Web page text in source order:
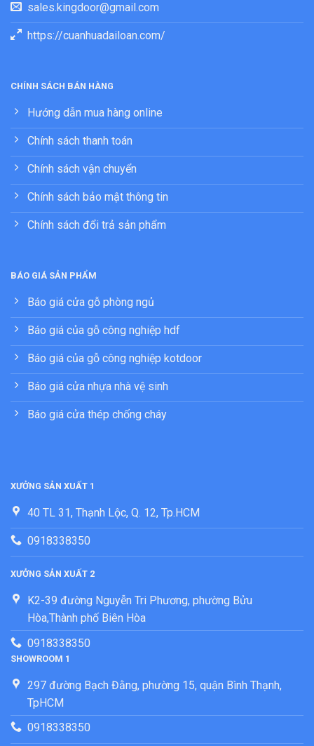
sales.kingdoor@gmail.com
https://cuanhuadailoan.com/
CHÍNH SÁCH BÁN HÀNG
Hướng dẫn mua hàng online
Chính sách thanh toán
Chính sách vận chuyển
Chính sách bảo mật thông tin
Chính sách đổi trả sản phẩm
BÁO GIÁ SẢN PHẨM
Báo giá cửa gỗ phòng ngủ
Báo giá của gỗ công nghiệp hdf
Báo giá của gỗ công nghiệp kotdoor
Báo giá cửa nhựa nhà vệ sinh
Báo giá cửa thép chống cháy
XƯỞNG SẢN XUẤT 1
40 TL 31, Thạnh Lộc, Q. 12, Tp.HCM
0918338350
XƯỞNG SẢN XUẤT 2
K2-39 đường Nguyễn Tri Phương, phường Bửu
Hòa,Thành phố Biên Hòa
0918338350
SHOWROOM 1
297 đường Bạch Đằng, phường 15, quận Bình Thạnh,
TpHCM
0918338350